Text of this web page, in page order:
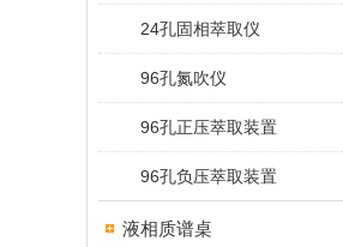
24孔固相萃取仪
96孔氮吹仪
96孔正压萃取装置
96孔负压萃取装置
液相质谱桌